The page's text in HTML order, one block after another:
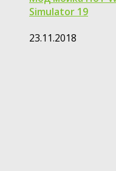
Simulator 19
23.11.2018